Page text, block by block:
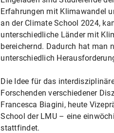
Erfahrungen mit Klimawandel
an der Climate School 2024,
unterschiedliche Länder mit
bereichernd. Dadurch hat man
unterschiedlich
Die Idee für das
Forschenden verschiedener
Francesca Biagini, heute
School der LMU – eine
stattfindet.